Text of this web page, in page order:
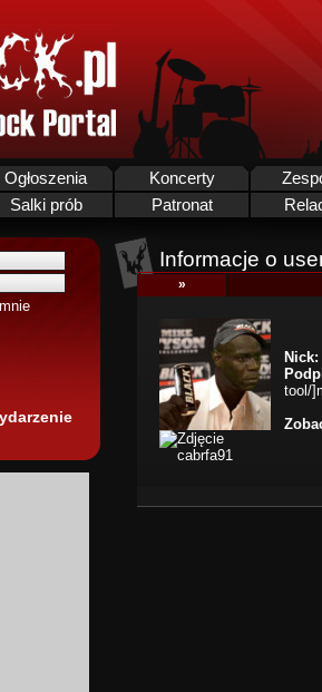
Ogłoszenia Koncerty
Salki prób Patronat
Informacje o
»
Nick:
tool/